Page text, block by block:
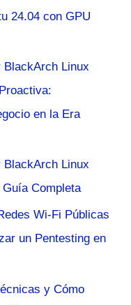
24.04 con GPU
Linux
en la Era
Linux
Completa
Wi-Fi Públicas
un Pentesting en
y Cómo